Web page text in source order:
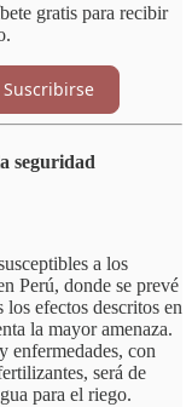
gratis para recibir
Suscribirse
seguridad
a los
Perú, donde se prevé
los efectos descritos en
la mayor amenaza.
enfermedades, con
será de
para el riego.